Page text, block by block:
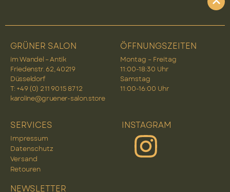
GRÜNER SALON
im Wandel – Antik
Friedenstr. 62, 40219
Düsseldorf
T: +49 (0) 2 11 90 15 87 12
karoline@gruener-salon.store
ÖFFNUNGSZEITEN
Montag – Freitag
11:00-18:30 Uhr
Samstag
11:00-16:00 Uhr
SERVICES
Impressum
Datenschutz
Versand
Retouren
INSTAGRAM
NEWSLETTER